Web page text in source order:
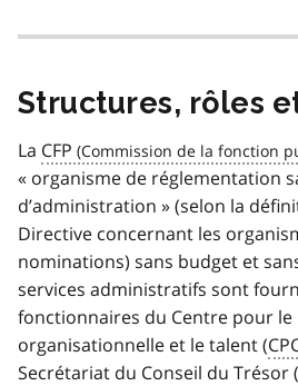
Structures, rôles
La CFP
« organisme de réglementation
d’administration » (selon la
Directive concernant les
nominations) sans budget et
services administratifs sont
fonctionnaires du Centre pour
organisationnelle et le talent (
Secrétariat du Conseil du Trésor (